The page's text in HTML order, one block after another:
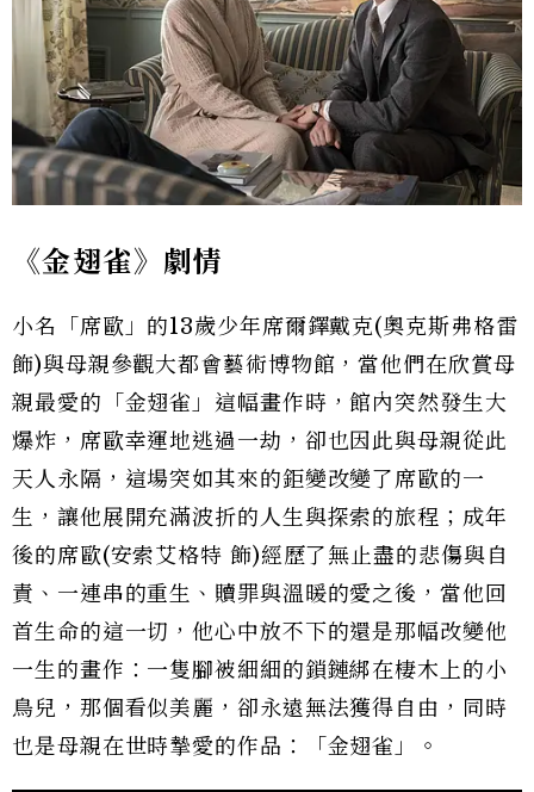
《金翅雀》劇情
小名「席歐」的13歲少年席爾鐸戴克(奧克斯弗格雷
飾)與母親參觀大都會藝術博物館，當他們在欣賞母
親最愛的「金翅雀」這幅畫作時，館內突然發生大
爆炸，席歐幸運地逃過一劫，卻也因此與母親從此
天人永隔，這場突如其來的鉅變改變了席歐的一
生，讓他展開充滿波折的人生與探索的旅程；成年
後的席歐(安索艾格特 飾)經歷了無止盡的悲傷與自
責、一連串的重生、贖罪與溫暖的愛之後，當他回
首生命的這一切，他心中放不下的還是那幅改變他
一生的畫作：一隻腳被細細的鎖鏈綁在棲木上的小
鳥兒，那個看似美麗，卻永遠無法獲得自由，同時
也是母親在世時摯愛的作品：「金翅雀」。